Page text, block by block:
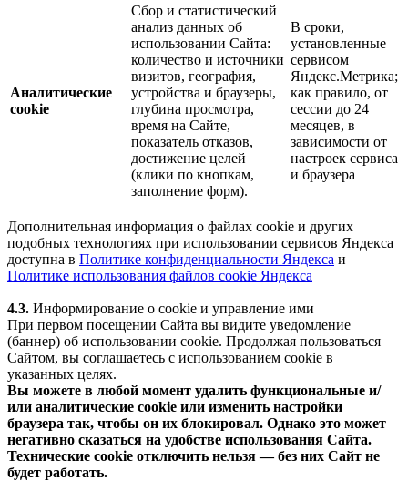
Аналитические
cookie
Сбор и статистический
анализ данных об
использовании Сайта:
количество и источники
визитов, география,
устройства и браузеры,
глубина просмотра,
время на Сайте,
показатель отказов,
достижение целей
(клики по кнопкам,
заполнение форм).
В сроки,
установленные
сервисом
Яндекс.Метрика;
как правило, от
сессии до 24
месяцев, в
зависимости от
настроек сервиса
и браузера
Дополнительная информация о файлах cookie и других
подобных технологиях при использовании сервисов Яндекса
доступна в Политике конфиденциальности Яндекса и
Политике использования файлов cookie Яндекса
4.3. Информирование о cookie и управление ими
При первом посещении Сайта вы видите уведомление
(баннер) об использовании cookie. Продолжая пользоваться
Сайтом, вы соглашаетесь с использованием cookie в
указанных целях.
Вы можете в любой момент удалить функциональные и/
или аналитические cookie или изменить настройки
браузера так, чтобы он их блокировал. Однако это может
негативно сказаться на удобстве использования Сайта.
Технические cookie отключить нельзя — без них Сайт не
будет работать.